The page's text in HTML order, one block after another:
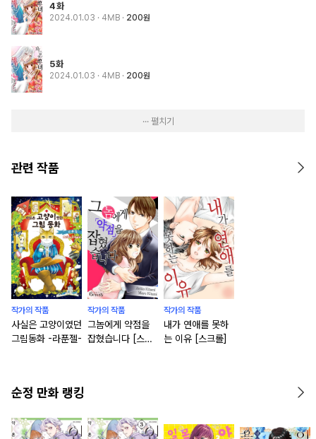
4화
2024.01.03 · 4MB 200원
5화
2024.01.03 · 4MB 200원
··· 펼치기
관련 작품
작가의 작품
사실은 고양이였던
그림동화 -라푼젤-
작가의 작품
그놈에게 약점을
잡혔습니다 [스크
작가의 작품
내가 연애를 못하
는 이유 [스크롤]
순정 만화 랭킹